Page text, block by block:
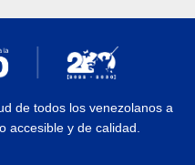
de todos los venezolanos a
accesible y de calidad.